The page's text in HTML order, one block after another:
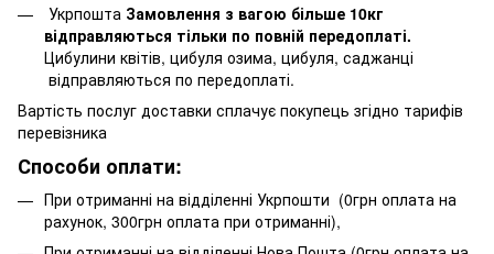
Укрпошта Замовлення з вагою більше 10кг
відправляються тільки по повній передоплаті.
Цибулини квітів, цибуля озима, цибуля, саджанці
відправляються по передоплаті.
Вартість послуг доставки сплачує покупець згідно тарифів
перевізника
Способи оплати:
При отриманні на відділенні Укрпошти (0грн оплата на
рахунок, 300грн оплата при отриманні),